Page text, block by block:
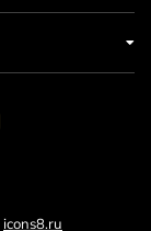
icons8.ru